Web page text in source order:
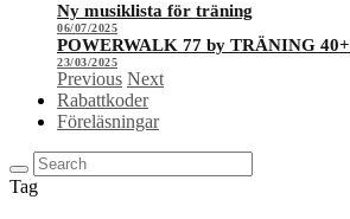
Ny musiklista för träning
06/07/2025
POWERWALK 77 by TRÄNING 40+
23/03/2025
Previous Next
Rabattkoder
Föreläsningar
Tag